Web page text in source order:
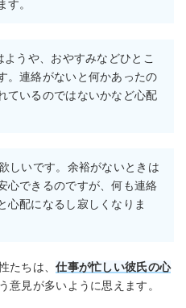
す。
うや、おやすみなどひとこ
。連絡がないと何かあったの
ているのではないかなど心配
しいです。余裕がないときは
心できるのですが、何も連絡
心配になるし寂しくなりま
たちは、仕事が忙しい彼氏の心
意見が多いように思えます。